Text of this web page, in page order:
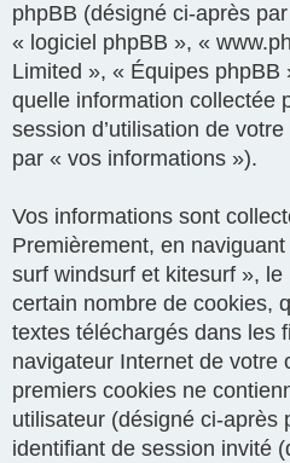
phpBB (désigné ci-après
« logiciel phpBB », «
Limited », « Équipes phpBB
quelle information collectée
session d’utilisation de
par « vos informations »).
Vos informations sont
Premièrement, en
surf windsurf et kitesurf »,
certain nombre de cookies,
textes téléchargés dans les
navigateur Internet de votre
premiers cookies ne
utilisateur (désigné ci-après
identifiant de session invité